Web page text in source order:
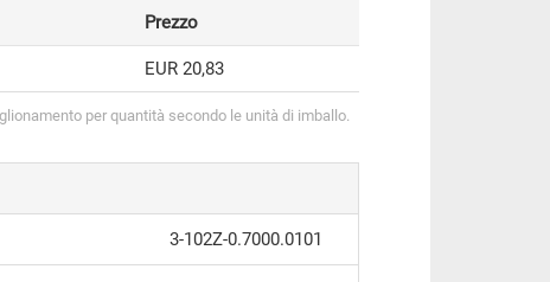
Prezzo
EUR 20,83
per quantità secondo le unità di imballo.
3-102Z-0.7000.0101